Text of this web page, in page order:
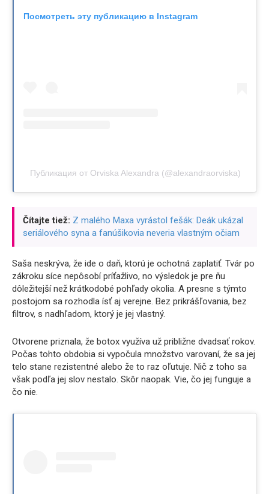
Посмотреть эту публикацию в Instagram
Публикация от Orviska Alexandra (@alexandraorviska)
Čítajte tiež: Z malého Maxa vyrástol fešák: Deák ukázal
seriálového syna a fanúšikovia neveria vlastným očiam
Saša neskrýva, že ide o daň, ktorú je ochotná zaplatiť. Tvár po
zákroku síce nepôsobí príťažlivo, no výsledok je pre ňu
dôležitejší než krátkodobé pohľady okolia. A presne s týmto
postojom sa rozhodla ísť aj verejne. Bez prikrášľovania, bez
filtrov, s nadhľadom, ktorý je jej vlastný.
Otvorene priznala, že botox využíva už približne dvadsať rokov.
Počas tohto obdobia si vypočula množstvo varovaní, že sa jej
telo stane rezistentné alebo že to raz oľutuje. Nič z toho sa
však podľa jej slov nestalo. Skôr naopak. Vie, čo jej funguje a
čo nie.